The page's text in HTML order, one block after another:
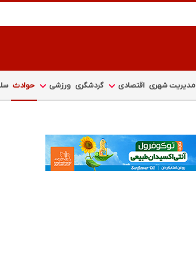
مدیریت شهری اقتصادی گردشگری ورزشی حوادث